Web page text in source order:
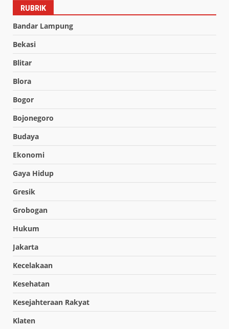
RUBRIK
Bandar Lampung
Bekasi
Blitar
Blora
Bogor
Bojonegoro
Budaya
Ekonomi
Gaya Hidup
Gresik
Grobogan
Hukum
Jakarta
Kecelakaan
Kesehatan
Kesejahteraan Rakyat
Klaten